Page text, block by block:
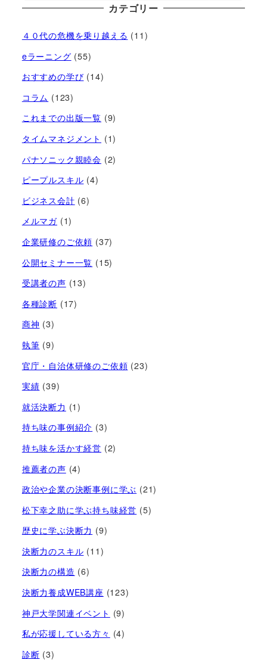
カテゴリー
４０代の危機を乗り越える (11)
eラーニング (55)
おすすめの学び (14)
コラム (123)
これまでの出版一覧 (9)
タイムマネジメント (1)
パナソニック親睦会 (2)
ピープルスキル (4)
ビジネス会計 (6)
メルマガ (1)
企業研修のご依頼 (37)
公開セミナー一覧 (15)
受講者の声 (13)
各種診断 (17)
商神 (3)
執筆 (9)
官庁・自治体研修のご依頼 (23)
実績 (39)
就活決断力 (1)
持ち味の事例紹介 (3)
持ち味を活かす経営​ (2)
推薦者の声 (4)
政治や企業の決断事例に学ぶ (21)
松下幸之助に学ぶ持ち味経営 (5)
歴史に学ぶ決断力 (9)
決断力のスキル (11)
決断力の構造 (6)
決断力養成WEB講座 (123)
神戸大学関連イベント (9)
私が応援している方々 (4)
診断 (3)